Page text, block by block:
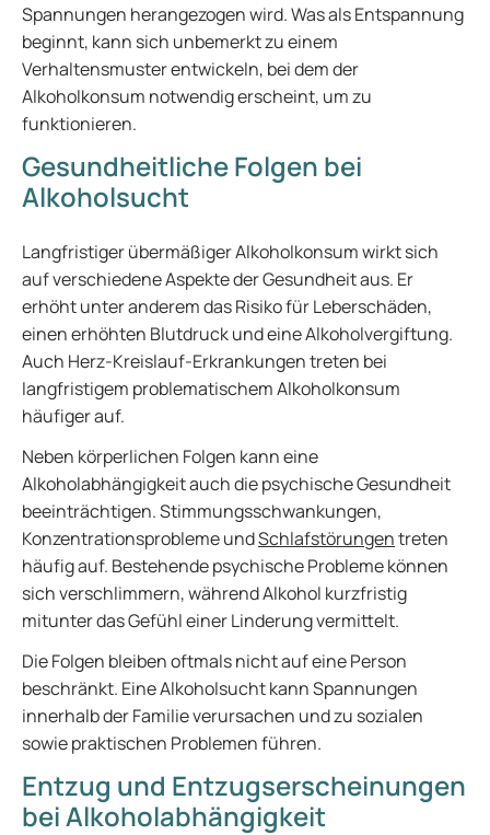
Spannungen herangezogen wird. Was als Entspannung
beginnt, kann sich unbemerkt zu einem
Verhaltensmuster entwickeln, bei dem der
Alkoholkonsum notwendig erscheint, um zu
funktionieren.
Gesundheitliche Folgen bei
Alkoholsucht
Langfristiger übermäßiger Alkoholkonsum wirkt sich
auf verschiedene Aspekte der Gesundheit aus. Er
erhöht unter anderem das Risiko für Leberschäden,
einen erhöhten Blutdruck und eine Alkoholvergiftung.
Auch Herz-Kreislauf-Erkrankungen treten bei
langfristigem problematischem Alkoholkonsum
häufiger auf.
Neben körperlichen Folgen kann eine
Alkoholabhängigkeit auch die psychische Gesundheit
beeinträchtigen. Stimmungsschwankungen,
Konzentrationsprobleme undSchlafstörungentreten
häufig auf. Bestehende psychische Probleme können
sich verschlimmern, während Alkohol kurzfristig
mitunter das Gefühl einer Linderung vermittelt.
Die Folgen bleiben oftmals nicht auf eine Person
beschränkt. Eine Alkoholsucht kann Spannungen
innerhalb der Familie verursachen und zu sozialen
sowie praktischen Problemen führen.
Entzug und Entzugserscheinungen
bei Alkoholabhängigkeit